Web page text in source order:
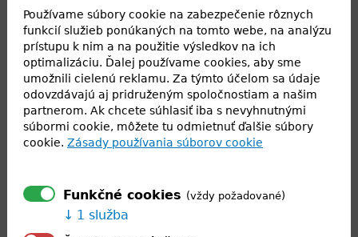
exkurziu do Győru.
Deň začali na
paintbalovom
ihrisku v
Püspökerdő
(Pyšporku), kde
žiaci, rozdelení do
Potom si prezreli centrum Győru a predviedli svoju
Používame súbory cookie na zabezpečenie rôznych
funkcií služieb ponúkaných na tomto webe, na analýzu
prístupu k nim a na použitie výsledkov na ich
optimalizáciu. Ďalej používame cookies, aby sme
umožnili cielenú reklamu. Za týmto účelom sa údaje
odovzdávajú aj pridruženým spoločnostiam a našim
partnerom. Ak chcete súhlasiť iba s nevyhnutnými
súbormi cookie, môžete tu odmietnuť ďalšie súbory
cookie. Zásady používania súborov cookie
Funkčné cookies (vždy požadované)
1 služba